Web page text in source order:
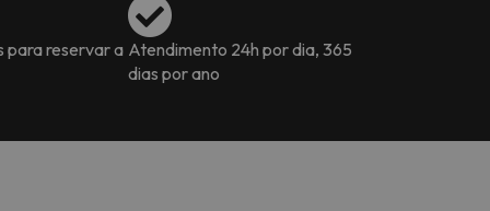
para reservar a Atendimento 24h por dia, 365
dias por ano